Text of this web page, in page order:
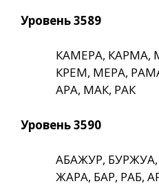
Уровень 3589
КАМЕРА, КАРМА,
КРЕМ, МЕРА,
АРА, МАК, РАК
Уровень 3590
АБАЖУР,
ЖАРА, БАР, РАБ,